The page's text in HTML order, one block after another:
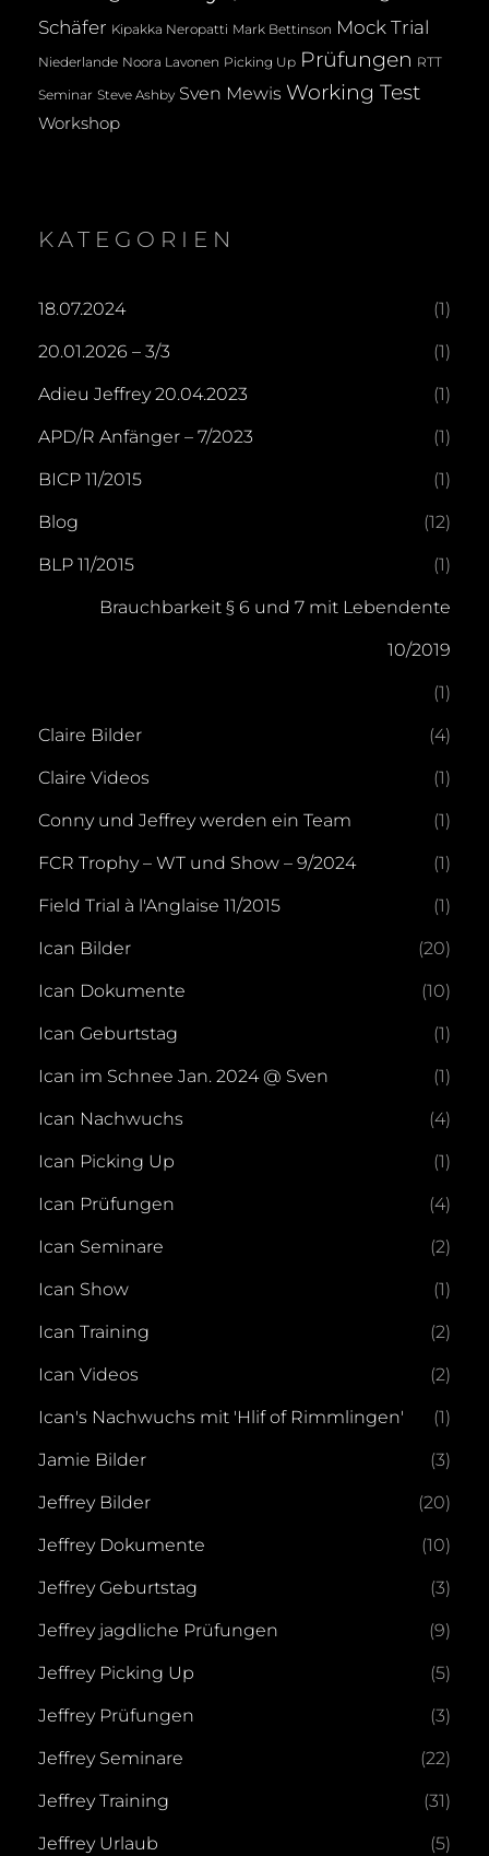
Schäfer Kipakka Neropatti Mark Bettinson Mock Trial
Niederlande Noora Lavonen Picking Up Prüfungen RTT
Seminar Steve Ashby Sven Mewis Working Test
Workshop
KATEGORIEN
18.07.2024 (1)
20.01.2026 – 3/3 (1)
Adieu Jeffrey 20.04.2023 (1)
APD/R Anfänger – 7/2023 (1)
BICP 11/2015 (1)
Blog (12)
BLP 11/2015 (1)
Brauchbarkeit § 6 und 7 mit Lebendente
10/2019
(1)
Claire Bilder (4)
Claire Videos (1)
Conny und Jeffrey werden ein Team (1)
FCR Trophy – WT und Show – 9/2024 (1)
Field Trial à l'Anglaise 11/2015 (1)
Ican Bilder (20)
Ican Dokumente (10)
Ican Geburtstag (1)
Ican im Schnee Jan. 2024 @ Sven (1)
Ican Nachwuchs (4)
Ican Picking Up (1)
Ican Prüfungen (4)
Ican Seminare (2)
Ican Show (1)
Ican Training (2)
Ican Videos (2)
Ican's Nachwuchs mit 'Hlif of Rimmlingen' (1)
Jamie Bilder (3)
Jeffrey Bilder (20)
Jeffrey Dokumente (10)
Jeffrey Geburtstag (3)
Jeffrey jagdliche Prüfungen (9)
Jeffrey Picking Up (5)
Jeffrey Prüfungen (3)
Jeffrey Seminare (22)
Jeffrey Training (31)
Jeffrey Urlaub (5)